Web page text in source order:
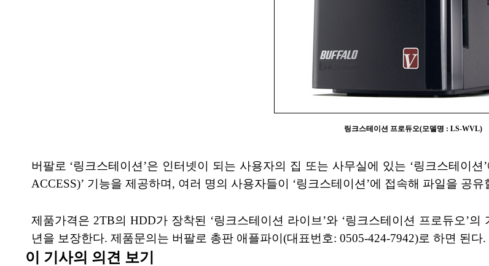
링크스테이션 프로듀오(모델명 : LS-WVL)
버팔로 ‘링크스테이션’은 인터넷이 되는 사용자의 집 또는 사무실에 있는 ‘링크스테이
ACCESS)’ 기능을 제공하며, 여러 명의 사용자들이 ‘링크스테이션’에 접속해 파일을 공
제품가격은 2TB의 HDD가 장착된 ‘링크스테이션 라이브’와 ‘링크스테이션 프로듀오’
년을 보장한다. 제품문의는 버팔로 총판 애플파이(대표번호: 0505-424-7942)로 하면 된다.
이 기사의 의견 보기